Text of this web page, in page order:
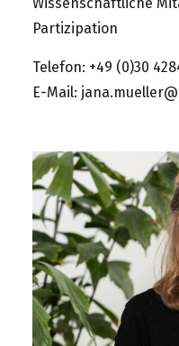
Partizipation
Telefon: +49 (0)30
E-Mail: